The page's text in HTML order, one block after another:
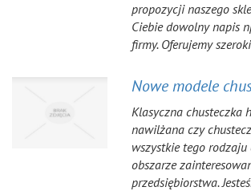
propozycji naszego
Ciebie dowolny napis
firmy. Oferujemy
Nowe modele
Klasyczna chusteczka
nawilżana czy
wszystkie tego
obszarze
przedsiębiorstwa.